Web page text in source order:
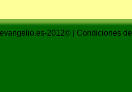
2012© | Condiciones